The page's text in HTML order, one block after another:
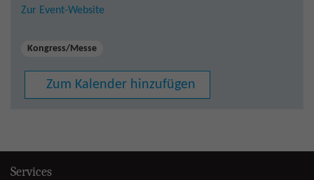
Zur Event-Website
Kongress/Messe
Zum Kalender hinzufügen
Services